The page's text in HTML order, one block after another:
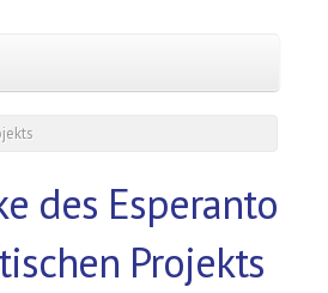
des Esperanto
Projekts